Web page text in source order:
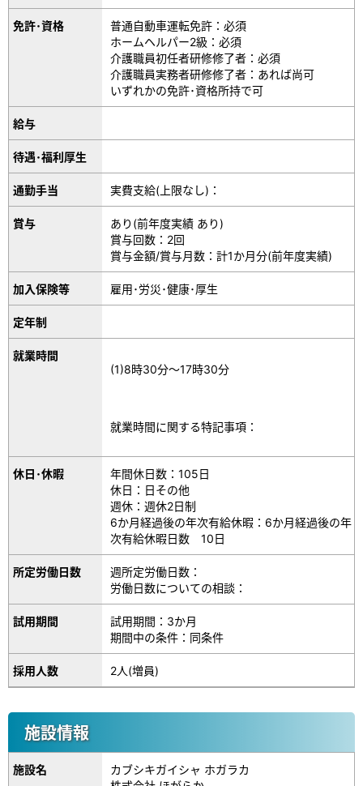
免許･資格
普通自動車運転免許：必須
ホームヘルパー2級：必須
介護職員初任者研修修了者：必須
介護職員実務者研修修了者：あれば尚可
いずれかの免許･資格所持で可
給与
待遇･福利厚生
通勤手当 実費支給(上限なし)：
賞与
あり(前年度実績 あり)
賞与回数：2回
賞与金額/賞与月数：計1か月分(前年度実績)
加入保険等 雇用･労災･健康･厚生
定年制
就業時間
(1)8時30分～17時30分
就業時間に関する特記事項：
休日･休暇
年間休日数：105日
休日：日その他
週休：週休2日制
6か月経過後の年次有給休暇：6か月経過後の年
次有給休暇日数 10日
所定労働日数
週所定労働日数：
労働日数についての相談：
試用期間
試用期間：3か月
期間中の条件：同条件
採用人数 2人(増員)
施設情報
施設名
カブシキガイシャ ホガラカ